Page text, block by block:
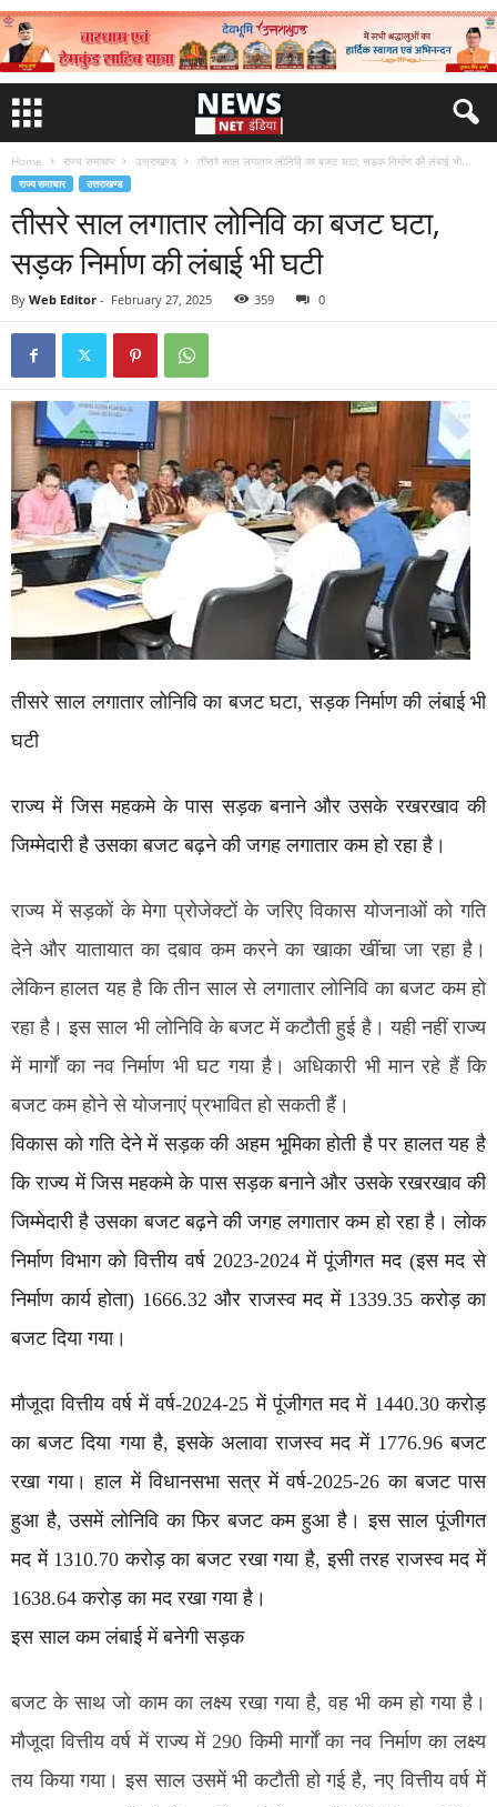
Home राज्य समाचार उत्तराखण्ड तीसरे साल लगातार लोनिवि का बजट घटा, सड़क निर्माण की लंबाई भी...
राज्य समाचार उत्तराखण्ड
तीसरे साल लगातार लोनिवि का बजट घटा,
सड़क निर्माण की लंबाई भी घटी
By Web Editor - February 27, 2025 359 0
तीसरे साल लगातार लोनिवि का बजट घटा, सड़क निर्माण की लंबाई भी
घटी
राज्य में जिस महकमे के पास सड़क बनाने और उसके रखरखाव की
जिम्मेदारी है उसका बजट बढ़ने की जगह लगातार कम हो रहा है।
राज्य में सड़कों के मेगा प्रोजेक्टों के जरिए विकास योजनाओं को गति
देने और यातायात का दबाव कम करने का खाका खींचा जा रहा है।
लेकिन हालत यह है कि तीन साल से लगातार लोनिवि का बजट कम हो
रहा है। इस साल भी लोनिवि के बजट में कटौती हुई है। यही नहीं राज्य
में मार्गाें का नव निर्माण भी घट गया है। अधिकारी भी मान रहे हैं कि
बजट कम होने से योजनाएं प्रभावित हो सकती हैं।
विकास को गति देने में सड़क की अहम भूमिका होती है पर हालत यह है
कि राज्य में जिस महकमे के पास सड़क बनाने और उसके रखरखाव की
जिम्मेदारी है उसका बजट बढ़ने की जगह लगातार कम हो रहा है। लोक
निर्माण विभाग को वित्तीय वर्ष 2023-2024 में पूंजीगत मद (इस मद से
निर्माण कार्य होता) 1666.32 और राजस्व मद में 1339.35 करोड़ का
बजट दिया गया।
मौजूदा वित्तीय वर्ष में वर्ष-2024-25 में पूंजीगत मद में 1440.30 करोड़
का बजट दिया गया है, इसके अलावा राजस्व मद में 1776.96 बजट
रखा गया। हाल में विधानसभा सत्र में वर्ष-2025-26 का बजट पास
हुआ है, उसमें लोनिवि का फिर बजट कम हुआ है। इस साल पूंजीगत
मद में 1310.70 करोड़ का बजट रखा गया है, इसी तरह राजस्व मद में
1638.64 करोड़ का मद रखा गया है।
इस साल कम लंबाई में बनेगी सड़क
बजट के साथ जो काम का लक्ष्य रखा गया है, वह भी कम हो गया है।
मौजूदा वित्तीय वर्ष में राज्य में 290 किमी मार्गाें का नव निर्माण का लक्ष्य
तय किया गया। इस साल उसमें भी कटौती हो गई है, नए वित्तीय वर्ष में